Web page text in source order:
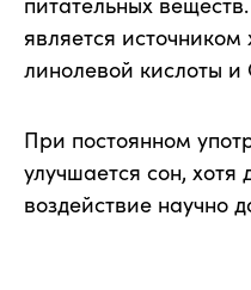
является
линолевой кислоты
При постоянном
улучшается сон, хотя
воздействие научно